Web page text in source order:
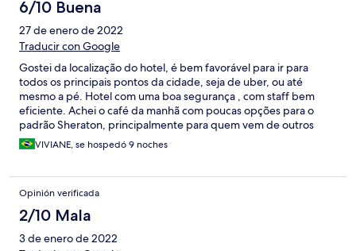
6/10 Buena
27 de enero de 2022
Traducir con Google
Gostei da localização do hotel, é bem favorável para ir para
todos os principais pontos da cidade, seja de uber, ou até
mesmo a pé. Hotel com uma boa segurança , com staff bem
eficiente. Achei o café da manhã com poucas opções para o
padrão Sheraton, principalmente para quem vem de outros
países e não possuem o habito da alimentação tradicional.
Limpeza deixa um pouco a desejar. Acredito que o hotel precisa
VIVIANE, se hospedó 9 noches
Opinión verificada
2/10 Mala
3 de enero de 2022